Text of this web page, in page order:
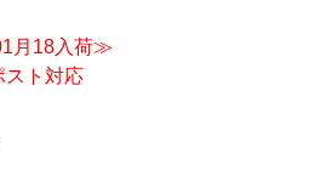
月18入荷≫
スト対応